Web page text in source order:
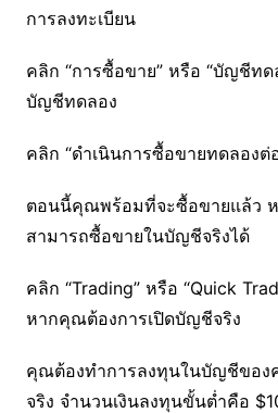
การลงทะเบียน
คลิก “การซื้อขาย” หรือ “บัญชีทด
บัญชีทดลอง
คลิก “ดำเนินการซื้อขายทดลองต่
ตอนนี้คุณพร้อมที่จะซื้อขายแล้ว
สามารถซื้อขายในบัญชีจริงได้
คลิก “Trading” หรือ “Quick
หากคุณต้องการเปิดบัญชีจริง
คุณต้องทำการลงทุนในบัญชีของ
จริง จำนวนเงินลงทุนขั้นต่ำคือ